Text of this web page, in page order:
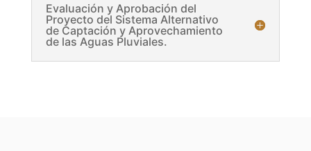
Evaluación y Aprobación del
Proyecto del Sistema Alternativo
de Captación y Aprovechamiento
de las Aguas Pluviales.